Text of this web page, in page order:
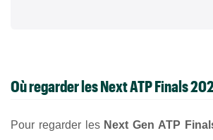
Où regarder les Next ATP Finals
Pour regarder lesNext Gen ATP